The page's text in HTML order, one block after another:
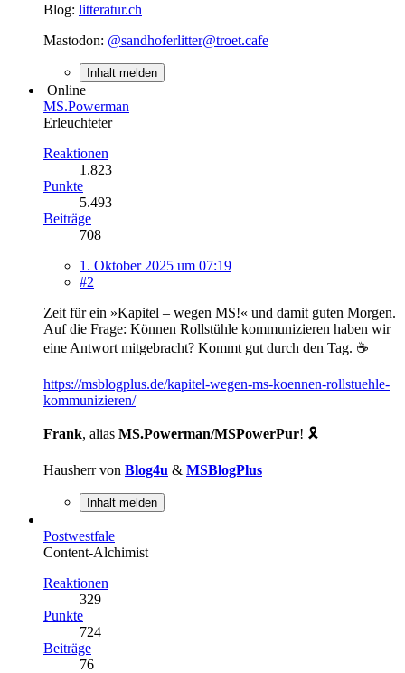
Blog: litteratur.ch
Mastodon: @sandhoferlitter@troet.cafe
Inhalt melden
Online
MS.Powerman
Erleuchteter
Reaktionen
1.823
Punkte
5.493
Beiträge
708
1. Oktober 2025 um 07:19
#2
Zeit für ein »Kapitel – wegen MS!« und damit guten Morgen.
Auf die Frage: Können Rollstühle kommunizieren haben wir
eine Antwort mitgebracht? Kommt gut durch den Tag. ☕️
https://msblogplus.de/kapitel-wegen-ms-koennen-rollstuehle-
kommunizieren/
Frank, alias MS.Powerman/MSPowerPur! 🎗️
Hausherr von Blog4u & MSBlogPlus
Inhalt melden
Postwestfale
Content-Alchimist
Reaktionen
329
Punkte
724
Beiträge
76